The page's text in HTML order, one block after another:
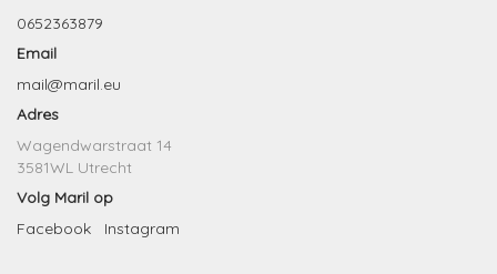
0652363879
Email
mail@maril.eu
Adres
Wagendwarstraat 14
3581WL Utrecht
Volg Maril op
Facebook
Instagram